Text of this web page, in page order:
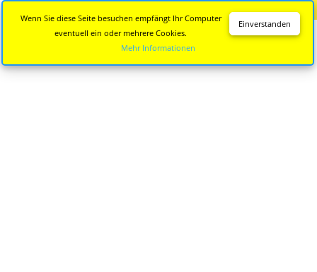
Einverstanden
Wenn Sie diese Seite besuchen empfängt Ihr Computer
eventuell ein oder mehrere Cookies.
Mehr Informationen